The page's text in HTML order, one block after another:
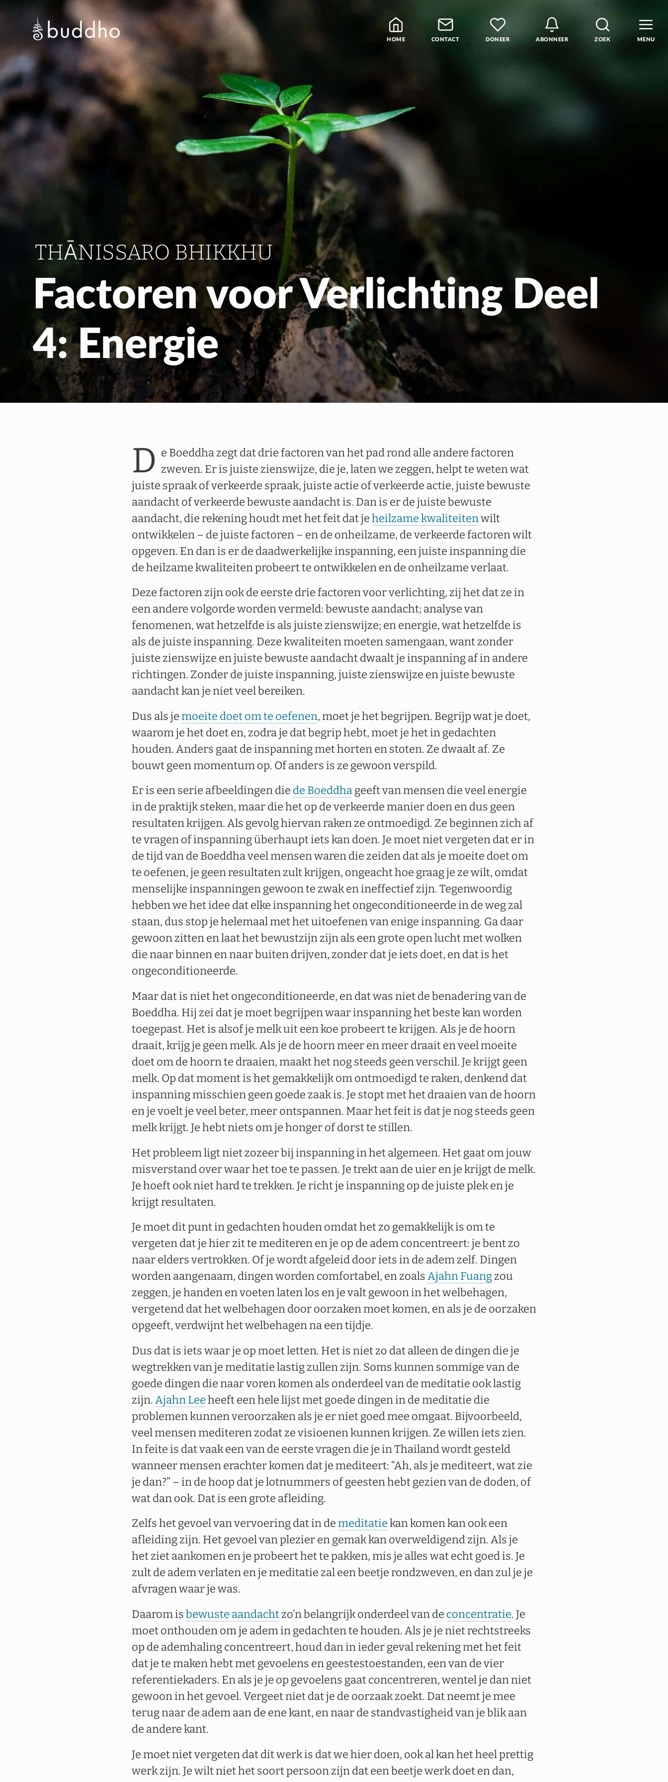
MENU
ZOEK
ABONNEER
DONEER
CONTACT
HOME
Leraren
Podcast en Praatjes
Samatha Meditatie
De Vier Edele Waarheden
Theravada Bibliotheek
Gratis Meditatiecursus
EN NL
THĀNISSARO BHIKKHU
Factoren voor Verlichting Deel
4: Energie
D e Boeddha zegt dat drie factoren van het pad rond alle andere factoren
zweven. Er is juiste zienswijze, die je, laten we zeggen, helpt te weten wat
juiste spraak of verkeerde spraak, juiste actie of verkeerde actie, juiste bewuste
aandacht of verkeerde bewuste aandacht is. Dan is er de juiste bewuste
aandacht, die rekening houdt met het feit dat jeheilzame kwaliteitenwilt
ontwikkelen – de juiste factoren – en de onheilzame, de verkeerde factoren wilt
opgeven. En dan is er de daadwerkelijke inspanning, een juiste inspanning die
de heilzame kwaliteiten probeert te ontwikkelen en de onheilzame verlaat.
Deze factoren zijn ook de eerste drie factoren voor verlichting, zij het dat ze in
een andere volgorde worden vermeld: bewuste aandacht; analyse van
fenomenen, wat hetzelfde is als juiste zienswijze; en energie, wat hetzelfde is
als de juiste inspanning. Deze kwaliteiten moeten samengaan, want zonder
juiste zienswijze en juiste bewuste aandacht dwaalt je inspanning af in andere
richtingen. Zonder de juiste inspanning, juiste zienswijze en juiste bewuste
aandacht kan je niet veel bereiken.
Dus als jemoeite doet om te oefenen, moet je het begrijpen. Begrijp wat je doet,
waarom je het doet en, zodra je dat begrip hebt, moet je het in gedachten
houden. Anders gaat de inspanning met horten en stoten. Ze dwaalt af. Ze
bouwt geen momentum op. Of anders is ze gewoon verspild.
Er is een serie afbeeldingen die de Boeddhageeft van mensen die veel energie
in de praktijk steken, maar die het op de verkeerde manier doen en dus geen
resultaten krijgen. Als gevolg hiervan raken ze ontmoedigd. Ze beginnen zich af
te vragen of inspanning überhaupt iets kan doen. Je moet niet vergeten dat er in
de tijd van de Boeddha veel mensen waren die zeiden dat als je moeite doet om
te oefenen, je geen resultaten zult krijgen, ongeacht hoe graag je ze wilt, omdat
menselijke inspanningen gewoon te zwak en ineffectief zijn. Tegenwoordig
hebben we het idee dat elke inspanning het ongeconditioneerde in de weg zal
staan, dus stop je helemaal met het uitoefenen van enige inspanning. Ga daar
gewoon zitten en laat het bewustzijn zijn als een grote open lucht met wolken
die naar binnen en naar buiten drijven, zonder dat je iets doet, en dat is het
ongeconditioneerde.
Maar dat is niet het ongeconditioneerde, en dat was niet de benadering van de
Boeddha. Hij zei dat je moet begrijpen waar inspanning het beste kan worden
toegepast. Het is alsof je melk uit een koe probeert te krijgen. Als je de hoorn
draait, krijg je geen melk. Als je de hoorn meer en meer draait en veel moeite
doet om de hoorn te draaien, maakt het nog steeds geen verschil. Je krijgt geen
melk. Op dat moment is het gemakkelijk om ontmoedigd te raken, denkend dat
inspanning misschien geen goede zaak is. Je stopt met het draaien van de hoorn
en je voelt je veel beter, meer ontspannen. Maar het feit is dat je nog steeds geen
melk krijgt. Je hebt niets om je honger of dorst te stillen.
Het probleem ligt niet zozeer bij inspanning in het algemeen. Het gaat om jouw
misverstand over waar het toe te passen. Je trekt aan de uier en je krijgt de melk.
Je hoeft ook niet hard te trekken. Je richt je inspanning op de juiste plek en je
krijgt resultaten.
Je moet dit punt in gedachten houden omdat het zo gemakkelijk is om te
vergeten dat je hier zit te mediteren en je op de adem concentreert: je bent zo
naar elders vertrokken. Of je wordt afgeleid door iets in de adem zelf. Dingen
worden aangenaam, dingen worden comfortabel, en zoalsAjahn Fuangzou
zeggen, je handen en voeten laten los en je valt gewoon in het welbehagen,
vergetend dat het welbehagen door oorzaken moet komen, en als je de oorzaken
opgeeft, verdwijnt het welbehagen na een tijdje.
Dus dat is iets waar je op moet letten. Het is niet zo dat alleen de dingen die je
wegtrekken van je meditatie lastig zullen zijn. Soms kunnen sommige van de
goede dingen die naar voren komen als onderdeel van de meditatie ook lastig
zijn.Ajahn Leeheeft een hele lijst met goede dingen in de meditatie die
problemen kunnen veroorzaken als je er niet goed mee omgaat. Bijvoorbeeld,
veel mensen mediteren zodat ze visioenen kunnen krijgen. Ze willen iets zien.
In feite is dat vaak een van de eerste vragen die je in Thailand wordt gesteld
wanneer mensen erachter komen dat je mediteert: “Ah, als je mediteert, wat zie
je dan?” – in de hoop dat je lotnummers of geesten hebt gezien van de doden, of
wat dan ook. Dat is een grote afleiding.
Zelfs het gevoel van vervoering dat in demeditatiekan komen kan ook een
afleiding zijn. Het gevoel van plezier en gemak kan overweldigend zijn. Als je
het ziet aankomen en je probeert het te pakken, mis je alles wat echt goed is. Je
zult de adem verlaten en je meditatie zal een beetje rondzweven, en dan zul je je
afvragen waar je was.
Daarom isbewuste aandachtzo’n belangrijk onderdeel van de concentratie. Je
moet onthouden om je adem in gedachten te houden. Als je je niet rechtstreeks
op de ademhaling concentreert, houd dan in ieder geval rekening met het feit
dat je te maken hebt met gevoelens en geestestoestanden, een van de vier
referentiekaders. En als je je op gevoelens gaat concentreren, wentel je dan niet
gewoon in het gevoel. Vergeet niet dat je de oorzaak zoekt. Dat neemt je mee
terug naar de adem aan de ene kant, en naar de standvastigheid van je blik aan
de andere kant.
Je moet niet vergeten dat dit werk is dat we hier doen, ook al kan het heel prettig
werk zijn. Je wilt niet het soort persoon zijn dat een beetje werk doet en dan,